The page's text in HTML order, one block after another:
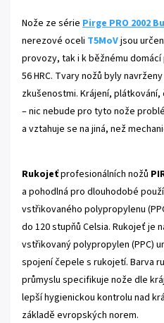
Nože ze série Pirge PRO 2002
nerezové oceli T5MoVjsou
provozy, tak i k běžnému
56 HRC. Tvary nožů byly
zkušenostmi. Krájení,
– nic nebude pro tyto nože
a vztahuje se na jiná, než
Rukojeťprofesionálních nožů
a pohodlná pro dlouhodobé
vstřikovaného polypropylenu
do 120 stupňů Celsia. Rukojeť je
vstřikovaný polypropylen (PPC)
spojení čepele s rukojetí. Barva
průmyslu specifikuje nože dle
lepší hygienickou kontrolu nad
základě evropských norem.